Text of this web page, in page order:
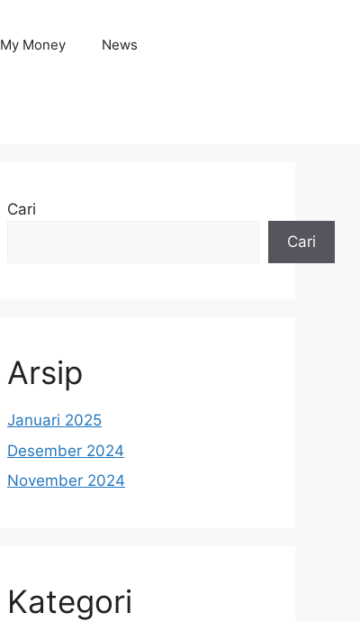
My Money News
Cari
Cari
Arsip
Januari 2025
Desember 2024
November 2024
Kategori